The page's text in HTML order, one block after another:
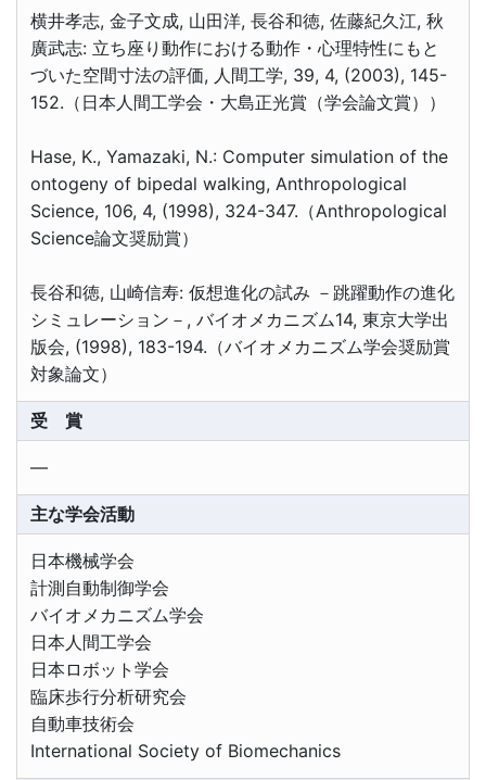
横井孝志, 金子文成, 山田洋, 長谷和徳, 佐藤紀久江, 秋
廣武志: 立ち座り動作における動作・心理特性にもと
づいた空間寸法の評価, 人間工学, 39, 4, (2003), 145-
152.（日本人間工学会・大島正光賞（学会論文賞））
Hase, K., Yamazaki, N.: Computer simulation of the
ontogeny of bipedal walking, Anthropological
Science, 106, 4, (1998), 324-347.（Anthropological
Science論文奨励賞）
長谷和徳, 山崎信寿: 仮想進化の試み －跳躍動作の進化
シミュレーション－, バイオメカニズム14, 東京大学出
版会, (1998), 183-194.（バイオメカニズム学会奨励賞
対象論文）
受 賞
―
主な学会活動
日本機械学会
計測自動制御学会
バイオメカニズム学会
日本人間工学会
日本ロボット学会
臨床歩行分析研究会
自動車技術会
International Society of Biomechanics